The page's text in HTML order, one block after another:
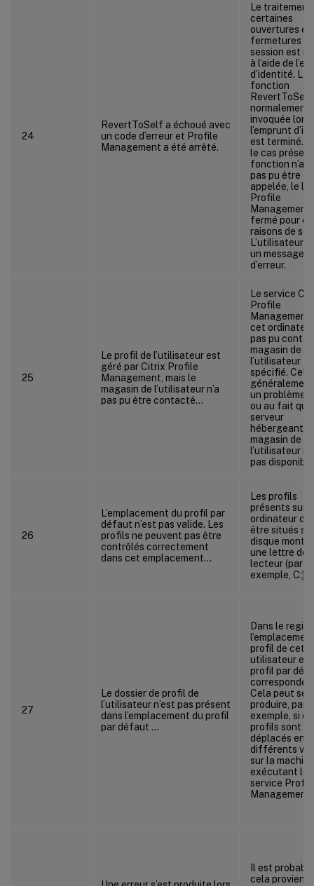
24
RevertToSelf a échoué avec
un code d’erreur et Profile
Management a été arrêté.
Le traitement
certaines
ouvertures et
fermetures de
session est
à l’aide de
d’identité. La
fonction
normalement
invoquée
l’emprunt
est terminé.
le cas
fonction
pas pu être
appelée, le
Profile
Management
fermé pour
raisons de
L’utilisateur
un message
d’erreur.
25
Le profil de l’utilisateur est
géré par Citrix Profile
Management, mais le
magasin de l’utilisateur n’a
pas pu être contacté…
Le service
Profile
Management
cet ordinateur
pas pu
magasin de
l’utilisateur
spécifié. Cela
un problème
ou au fait
serveur
hébergeant le
magasin de
l’utilisateur
pas
26
L’emplacement du profil par
défaut n’est pas valide. Les
profils ne peuvent pas être
contrôlés correctement
dans cet emplacement…
Les profils
présents sur
ordinateur
être situés
disque monté
une lettre de
lecteur (par
exemple, C:).
27
Le dossier de profil de
l’utilisateur n’est pas présent
dans l’emplacement du profil
par défaut …
Dans le
profil de cet
utilisateur et
profil par
Cela peut se
produire, par
exemple, si
profils sont
déplacés
différents
sur la machine
exécutant le
service
Management.
Il est
cela